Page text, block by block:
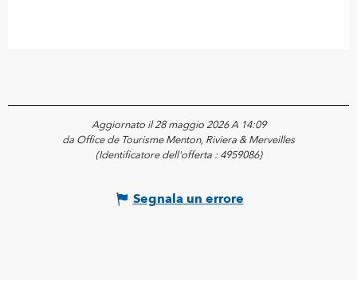
Aggiornato il 28 maggio 2026 A 14:09
da Office de Tourisme Menton, Riviera & Merveilles
(Identificatore dell'offerta : 4959086)
Segnala un errore